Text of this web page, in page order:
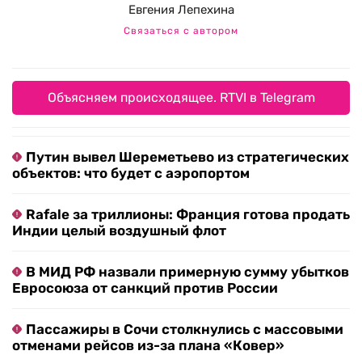
Евгения Лепехина
Связаться с автором
Объясняем происходящее. RTVI в Telegram
Путин вывел Шереметьево из стратегических
объектов: что будет с аэропортом
Rafale за триллионы: Франция готова продать
Индии целый воздушный флот
В МИД РФ назвали примерную сумму убытков
Евросоюза от санкций против России
Пассажиры в Сочи столкнулись с массовыми
отменами рейсов из-за плана «Ковер»